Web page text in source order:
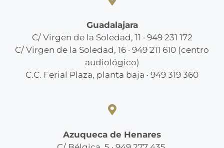
Guadalajara
C/ Virgen de la Soledad, 11 · 949 231 172
C/ Virgen de la Soledad, 16 · 949 211 610 (centro
audiológico)
C.C. Ferial Plaza, planta baja · 949 319 360
Azuqueca de Henares